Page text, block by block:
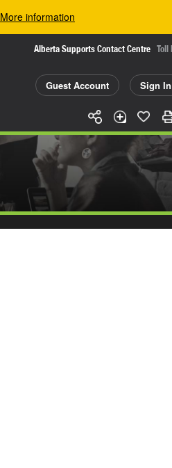
More information
Alberta Supports Contact Centre Toll
Guest Account Sign In